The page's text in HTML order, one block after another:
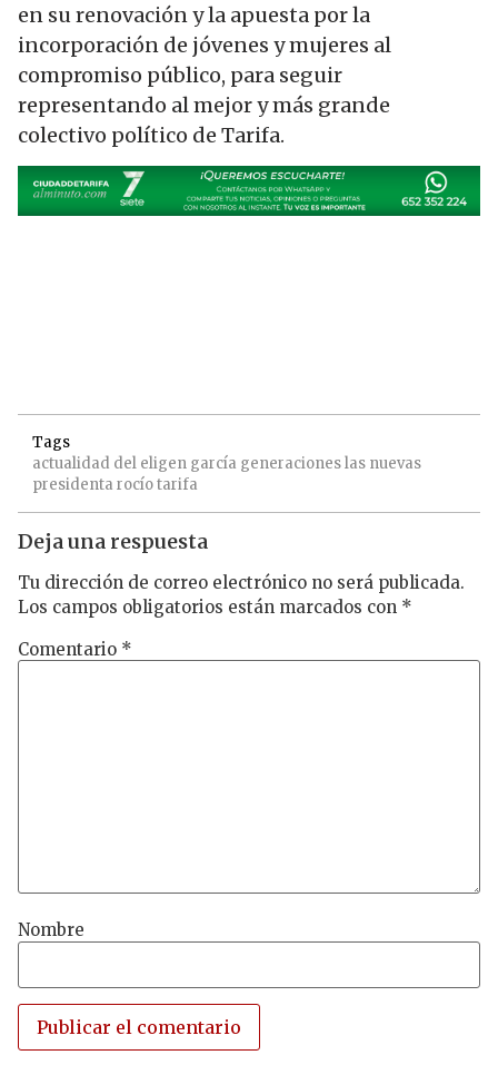
en su renovación y la apuesta por la
incorporación de jóvenes y mujeres al
compromiso público, para seguir
representando al mejor y más grande
colectivo político de Tarifa.
Tags
actualidad del eligen garcía generacioneslas nuevas
presidenta rocíotarifa
Deja una respuesta
Tu dirección de correo electrónico no será publicada.
Los campos obligatorios están marcados con *
Comentario *
Nombre